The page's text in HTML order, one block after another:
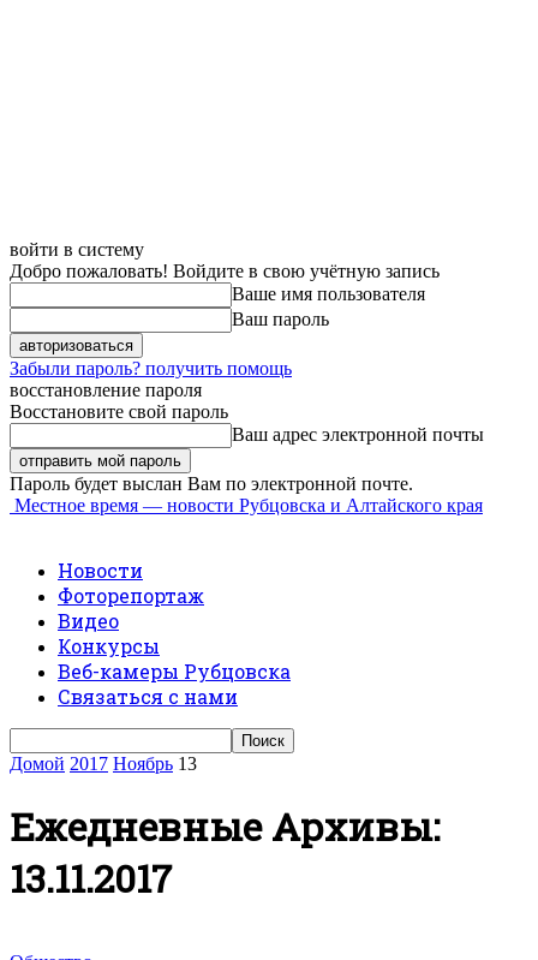
войти в систему
Добро пожаловать! Войдите в свою учётную запись
Ваше имя пользователя
Ваш пароль
Забыли пароль? получить помощь
восстановление пароля
Восстановите свой пароль
Ваш адрес электронной почты
Пароль будет выслан Вам по электронной почте.
Местное время — новости Рубцовска и Алтайского края
Новости
Фоторепортаж
Видео
Конкурсы
Веб-камеры Рубцовска
Связаться с нами
Домой 2017 Ноябрь 13
Ежедневные Архивы:
13.11.2017